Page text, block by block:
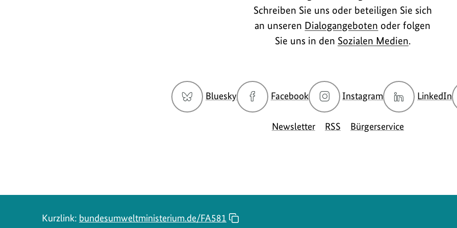
Schreiben Sie uns oder beteiligen Sie sich
an unseren Dialogangeboten oder folgen
Sie uns in den Sozialen Medien.
Bluesky
zur
Bluesky-
Seite
Facebook
zur
Facebook-
Seite
des
Instagram
zur
Instagram-
Seite
des
LinkedIn
Newsletter RSS Bürgerservice
Kurzlink: bundesumweltministerium.de/FA581